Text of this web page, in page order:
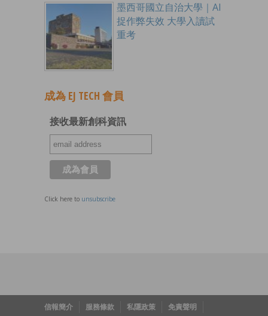
墨西哥國立自治大學｜AI
捉作弊失效 大學入讀試
重考
成為 EJ TECH 會員
接收最新創科資訊
Click here to unsubscribe
信報簡介 服務條款 私隱政策
免責聲明